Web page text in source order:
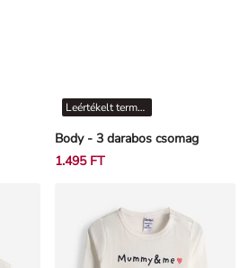
Body - 3 darabos csomag
Leértékelt termékek
1.495 FT